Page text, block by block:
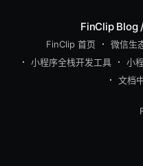
营销活动、内容专区、问
情况会复杂很多：每项业
同，版本节奏不同，能开
道很快就变成一条拥挤的单行道。 这时需
态运营的功能从主工程中
FinClip Blog
FinClip 首页 微信生
小程序全栈开发工具
小
文档